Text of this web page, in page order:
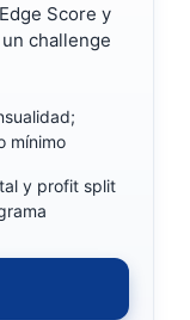
Score y
challenge
mínimo
y profit split